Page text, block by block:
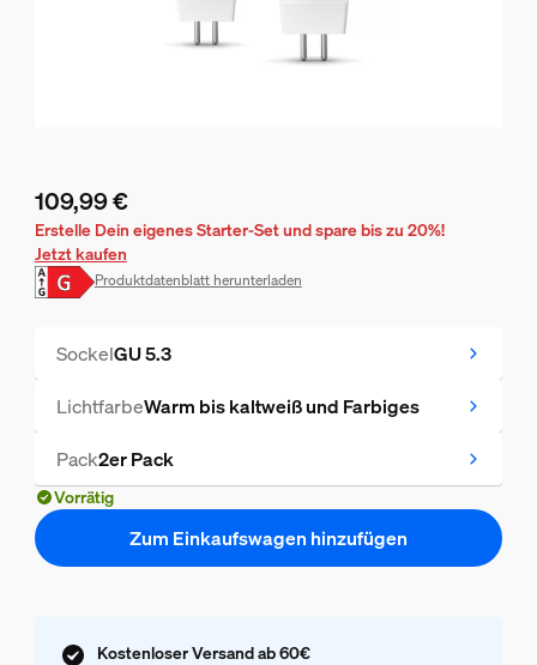
Aktueller Preis ist 109,99 €
109,99 €
Erstelle Dein eigenes Starter-Set und spare bis zu 20%!
Jetzt kaufen
Produktdatenblatt herunterladen
SockelGU 5.3
LichtfarbeWarm bis kaltweiß und Farbiges
Pack2er Pack
Vorrätig
Zum Einkaufswagen hinzufügen
Kostenloser Versand ab 60€